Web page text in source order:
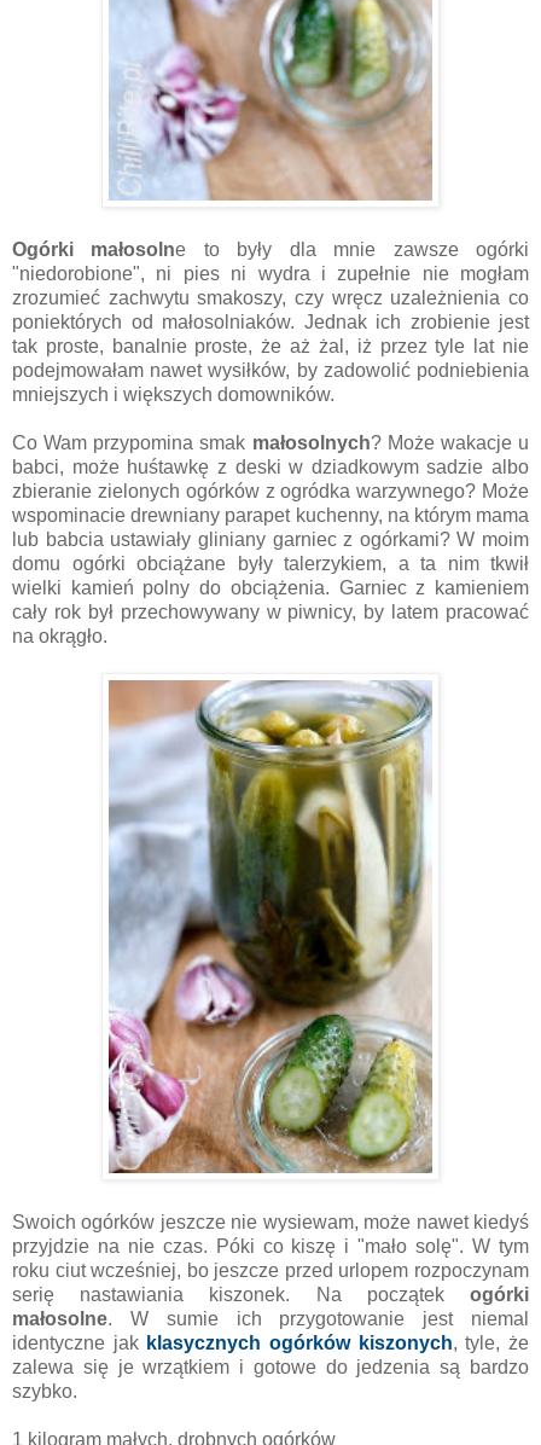
Ogórki małosolne to były dla mnie zawsze ogórki
"niedorobione", ni pies ni wydra i zupełnie nie mogłam
zrozumieć zachwytu smakoszy, czy wręcz uzależnienia co
poniektórych od małosolniaków. Jednak ich zrobienie jest
tak proste, banalnie proste, że aż żal, iż przez tyle lat nie
podejmowałam nawet wysiłków, by zadowolić podniebienia
mniejszych i większych domowników.
Co Wam przypomina smak małosolnych? Może wakacje u
babci, może huśtawkę z deski w dziadkowym sadzie albo
zbieranie zielonych ogórków z ogródka warzywnego? Może
wspominacie drewniany parapet kuchenny, na którym mama
lub babcia ustawiały gliniany garniec z ogórkami? W moim
domu ogórki obciążane były talerzykiem, a ta nim tkwił
wielki kamień polny do obciążenia. Garniec z kamieniem
cały rok był przechowywany w piwnicy, by latem pracować
na okrągło.
Swoich ogórków jeszcze nie wysiewam, może nawet kiedyś
przyjdzie na nie czas. Póki co kiszę i "mało solę". W tym
roku ciut wcześniej, bo jeszcze przed urlopem rozpoczynam
serię nastawiania kiszonek. Na początek ogórki
małosolne. W sumie ich przygotowanie jest niemal
identyczne jak klasycznych ogórków kiszonych, tyle, że
zalewa się je wrzątkiem i gotowe do jedzenia są bardzo
szybko.
1 kilogram małych, drobnych ogórków